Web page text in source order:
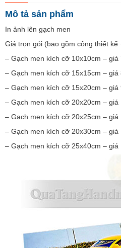
Mô tả sản phẩm
In ảnh lên gạch men
Giá trọn gói (bao gồm công thiết kế
– Gạch men kích cỡ 10x10cm – giá
– Gạch men kích cỡ 15x15cm – giá
– Gạch men kích cỡ 15x20cm – giá
– Gạch men kích cỡ 20x20cm – giá
– Gạch men kích cỡ 20x25cm – giá
– Gạch men kích cỡ 20x30cm – giá
– Gạch men kích cỡ 25x40cm – giá